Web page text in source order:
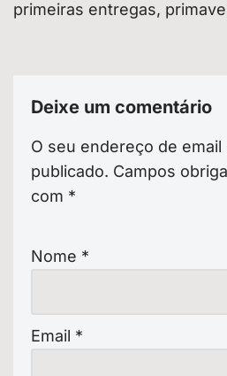
primeiras entregas,
Deixe um comentário
O seu endereço de email
publicado. Campos
com *
Nome *
Email *